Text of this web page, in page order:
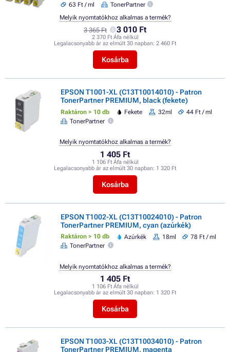
63 Ft / ml
TonerPartner
3 365 Ft 3 010 Ft
2 370 Ft Áfa nélkül
Legalacsonyabb ár az elmúlt 30 napban: 2 460 Ft
Kosárba
Melyik nyomtatókhoz alkalmas a termék?
EPSON T1001-XL (C13T10014010) - Patron
TonerPartner PREMIUM, black (fekete)
Raktáron > 10 db Fekete 32ml
44 Ft / ml
TonerPartner
1 405 Ft
1 106 Ft Áfa nélkül
Legalacsonyabb ár az elmúlt 30 napban: 1 320 Ft
Kosárba
Melyik nyomtatókhoz alkalmas a termék?
EPSON T1002-XL (C13T10024010) - Patron
TonerPartner PREMIUM, cyan (azúrkék)
Raktáron > 10 db Azúrkék 18ml
78 Ft / ml
TonerPartner
1 405 Ft
1 106 Ft Áfa nélkül
Legalacsonyabb ár az elmúlt 30 napban: 1 320 Ft
Kosárba
Melyik nyomtatókhoz alkalmas a termék?
EPSON T1003-XL (C13T10034010) - Patron
TonerPartner PREMIUM, magenta